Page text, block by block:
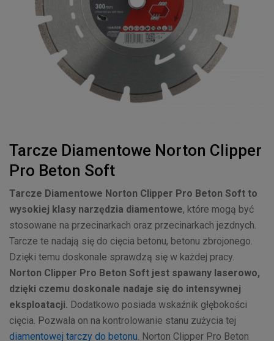
Tarcze Diamentowe Norton Clipper
Pro Beton Soft
Tarcze Diamentowe Norton Clipper Pro Beton Soft to
wysokiej klasy narzędzia diamentowe, które mogą być
stosowane na przecinarkach oraz przecinarkach jezdnych.
Tarcze te nadają się do cięcia betonu, betonu zbrojonego.
Dzięki temu doskonale sprawdzą się w każdej pracy.
Norton Clipper Pro Beton Soft jest spawany laserowo,
dzięki czemu doskonale nadaje się do intensywnej
eksploatacji. Dodatkowo posiada wskaźnik głębokości
cięcia. Pozwala on na kontrolowanie stanu zużycia tej
diamentowej tarczy do betonu. Norton Clipper Pro Beton